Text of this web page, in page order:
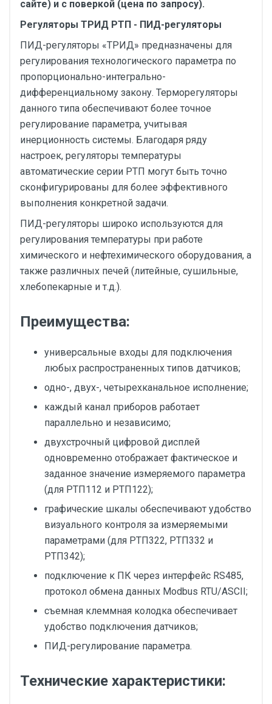
сайте) и с поверкой (цена по запросу).
Регуляторы ТРИД РТП - ПИД-регуляторы
ПИД-регуляторы «ТРИД» предназначены для
регулирования технологического параметра по
пропорционально-интегрально-
дифференциальному закону. Терморегуляторы
данного типа обеспечивают более точное
регулирование параметра, учитывая
инерционность системы. Благодаря ряду
настроек, регуляторы температуры
автоматические серии РТП могут быть точно
сконфигурированы для более эффективного
выполнения конкретной задачи.
ПИД-регуляторы широко используются для
регулирования температуры при работе
химического и нефтехимического оборудования, а
также различных печей (литейные, сушильные,
хлебопекарные и т.д.).
Преимущества:
универсальные входы для подключения
любых распространенных типов датчиков;
одно-, двух-, четырехканальное исполнение;
каждый канал приборов работает
параллельно и независимо;
двухстрочный цифровой дисплей
одновременно отображает фактическое и
заданное значение измеряемого параметра
(для РТП112 и РТП122);
графические шкалы обеспечивают удобство
визуального контроля за измеряемыми
параметрами (для РТП322, РТП332 и
РТП342);
подключение к ПК через интерфейс RS485,
протокол обмена данных Modbus RTU/ASCII;
съемная клеммная колодка обеспечивает
удобство подключения датчиков;
ПИД-регулирование параметра.
Технические характеристики: